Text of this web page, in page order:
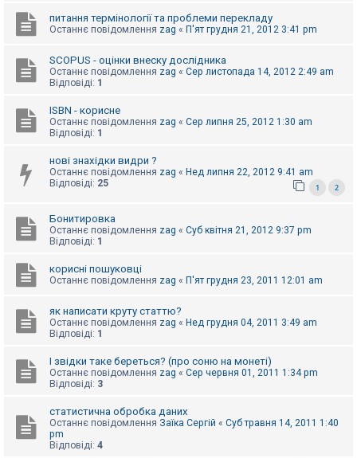
к
и
Д
п
м
г
питання термінології та проблеми перекладу
Останнє повідомлення zag « П'ят грудня 21, 2012 3:41 pm
SCOPUS - оцінки внеску дослідника
Останнє повідомлення zag « Сер листопада 14, 2012 2:49 am
Відповіді: 1
ISBN - корисне
Останнє повідомлення zag « Сер липня 25, 2012 1:30 am
Відповіді: 1
нові знахідки видри ?
Останнє повідомлення zag « Нед липня 22, 2012 9:41 am
Відповіді: 25 1 2
Бонитировка
Останнє повідомлення zag « Суб квітня 21, 2012 9:37 pm
Відповіді: 1
корисні пошуковці
Останнє повідомлення zag « П'ят грудня 23, 2011 12:01 am
як написати круту статтю?
Останнє повідомлення zag « Нед грудня 04, 2011 3:49 am
Відповіді: 1
І звідки таке береться? (про соню на монеті)
Останнє повідомлення zag « Сер червня 01, 2011 1:34 pm
Відповіді: 3
статистична обробка даних
Останнє повідомлення Заїка Сергій « Суб травня 14, 2011 1:40
pm
Відповіді: 4